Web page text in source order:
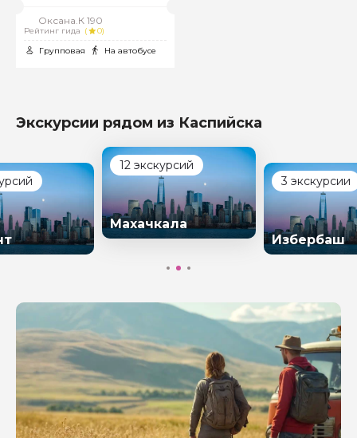
Оксана.К 190
Рейтинг гида (
0)
Групповая
На автобусе
Экскурсии рядом из Каспийска
12 экскурсий
Махачкала
3 экскурсии
Избербаш